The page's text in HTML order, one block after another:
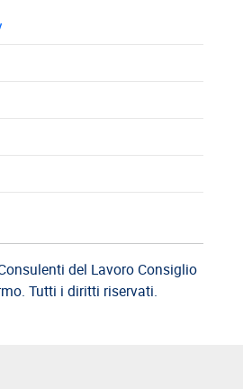
del Lavoro Consiglio
Tutti i diritti riservati.